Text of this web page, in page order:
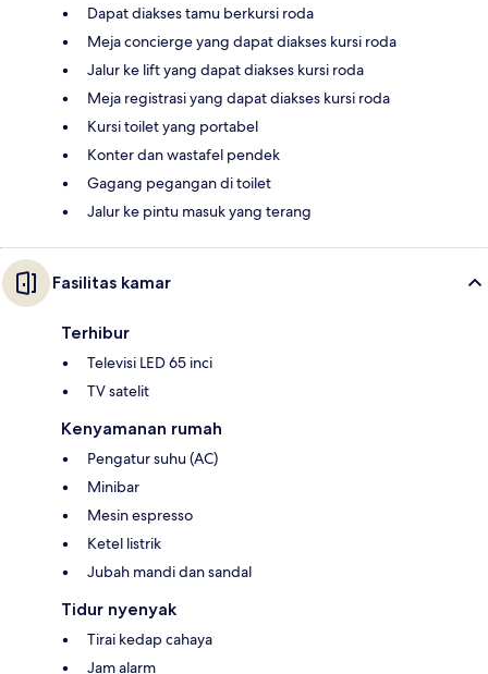
Dapat diakses tamu berkursi roda
Meja concierge yang dapat diakses kursi roda
Jalur ke lift yang dapat diakses kursi roda
Meja registrasi yang dapat diakses kursi roda
Kursi toilet yang portabel
Konter dan wastafel pendek
Gagang pegangan di toilet
Jalur ke pintu masuk yang terang
Fasilitas kamar
Terhibur
Televisi LED 65 inci
TV satelit
Kenyamanan rumah
Pengatur suhu (AC)
Minibar
Mesin espresso
Ketel listrik
Jubah mandi dan sandal
Tidur nyenyak
Tirai kedap cahaya
Jam alarm